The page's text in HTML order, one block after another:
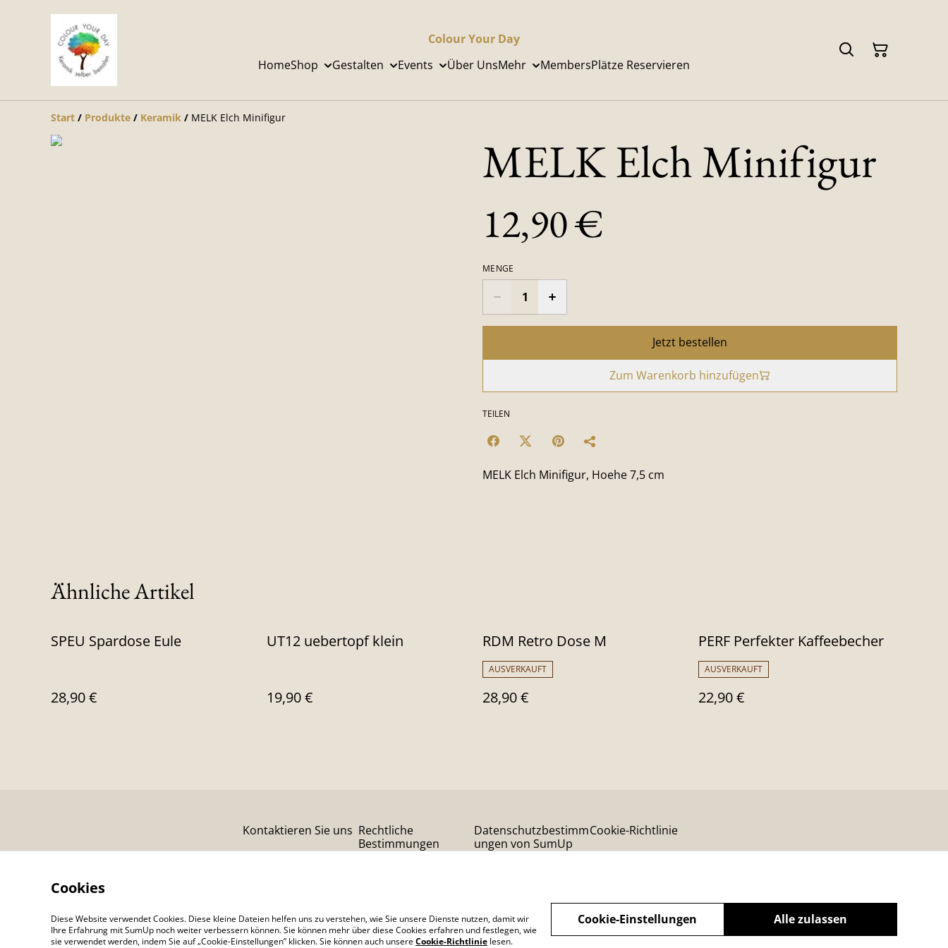
Colour Your Day
HomeShop Gestalten Events Über UnsMehr MembersPlätze Reservieren
Start / Produkte / Keramik / MELK Elch Minifigur
MELK Elch Minifigur
12,90 €
MENGE
Jetzt bestellen
Zum Warenkorb hinzufügen
TEILEN
MELK Elch Minifigur, Hoehe 7,5 cm
Ähnliche Artikel
SPEU Spardose Eule
28,90 €
UT12 uebertopf klein
19,90 €
RDM Retro Dose M
AUSVERKAUFT
28,90 €
PERF Perfekter Kaffeebecher
AUSVERKAUFT
22,90 €
Kontaktieren Sie uns Rechtliche
Bestimmungen
Datenschutzbestimm
ungen von SumUp
Cookie-Richtlinie
Cookies
Diese Website verwendet Cookies. Diese kleine Dateien helfen uns zu verstehen, wie Sie unsere Dienste nutzen, damit wir
Ihre Erfahrung mit SumUp noch weiter verbessern können. Sie können mehr über diese Cookies erfahren und festlegen, wie
sie verwendet werden, indem Sie auf „Cookie-Einstellungen” klicken. Sie können auch unsereCookie-Richtlinie lesen.
Alle zulassen
Cookie-Einstellungen